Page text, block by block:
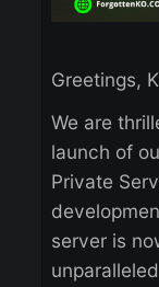
We are